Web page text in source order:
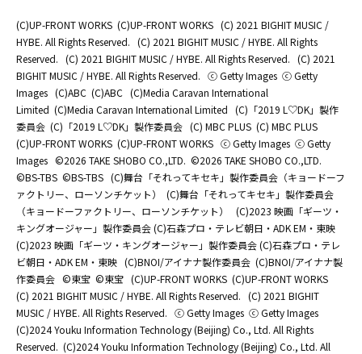
(C)UP-FRONT WORKS (C)UP-FRONT WORKS (C) 2021 BIGHIT MUSIC /
HYBE. All Rights Reserved. (C) 2021 BIGHIT MUSIC / HYBE. All Rights
Reserved. (C) 2021 BIGHIT MUSIC / HYBE. All Rights Reserved. (C) 2021
BIGHIT MUSIC / HYBE. All Rights Reserved. ⓒ Getty Images ⓒ Getty
Images (C)ABC (C)ABC (C)Media Caravan International
Limited (C)Media Caravan International Limited (C)「2019 L♡DK」製作
委員会 (C)「2019 L♡DK」製作委員会 (C) MBC PLUS (C) MBC PLUS
(C)UP-FRONT WORKS (C)UP-FRONT WORKS ⓒ Getty Images ⓒ Getty
Images ©2026 TAKE SHOBO CO.,LTD. ©2026 TAKE SHOBO CO.,LTD.
©BS-TBS ©BS-TBS (C)舞台「それってキセキ」製作委員会（キョードーフ
ァクトリー、ローソンチケット）
(C)舞台「それってキセキ」製作委員会
（キョードーファクトリー、ローソンチケット）
(C)2023 映画「ギーツ・
キングオージャー」製作委員会 (C)石森プロ・テレビ朝日・ADK EM・東映
(C)2023 映画「ギーツ・キングオージャー」製作委員会 (C)石森プロ・テレ
ビ朝日・ADK EM・東映 (C)BNOI/アイナナ製作委員会 (C)BNOI/アイナナ製
作委員会 ©東宝 ©東宝 (C)UP-FRONT WORKS (C)UP-FRONT WORKS
(C) 2021 BIGHIT MUSIC / HYBE. All Rights Reserved. (C) 2021 BIGHIT
MUSIC / HYBE. All Rights Reserved. ⓒ Getty Images ⓒ Getty Images
(C)2024 Youku Information Technology (Beijing) Co., Ltd. All Rights
Reserved. (C)2024 Youku Information Technology (Beijing) Co., Ltd. All